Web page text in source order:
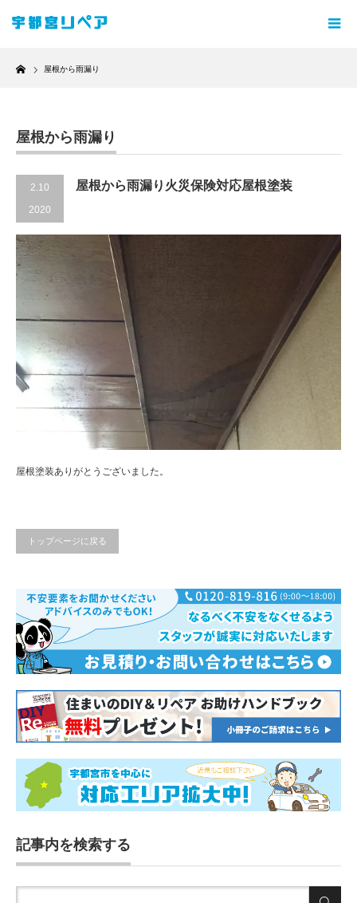
Home
屋根から雨漏り
屋根から雨漏り
2.10
2020
屋根から雨漏り火災保険対応屋根塗装
屋根塗装ありがとうございました。
トップページに戻る
記事内を検索する